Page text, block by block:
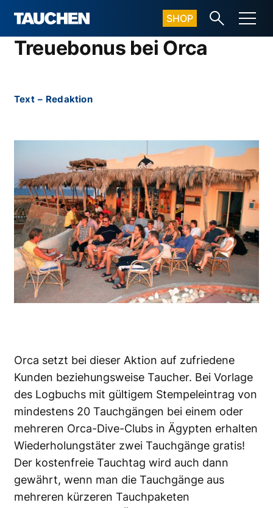
SHOP
Treuebonus bei Orca
Text – Redaktion
Orca setzt bei dieser Aktion auf zufriedene
Kunden beziehungsweise Taucher. Bei Vorlage
des Logbuchs mit gültigem Stempeleintrag von
mindestens 20 Tauchgängen bei einem oder
mehreren Orca-Dive-Clubs in Ägypten erhalten
Wiederholungstäter zwei Tauchgänge gratis!
Der kostenfreie Tauchtag wird auch dann
gewährt, wenn man die Tauchgänge aus
mehreren kürzeren Tauchpaketen